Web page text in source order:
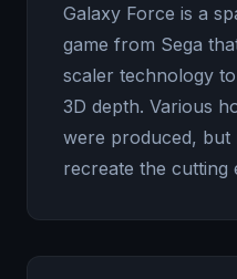
Galaxy Force is a
game from Sega
scaler technology
3D depth. Various
were produced,
recreate the cutting